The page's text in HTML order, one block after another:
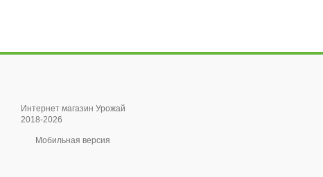
Интернет магазин Урожай
2018-2026
Мобильная версия